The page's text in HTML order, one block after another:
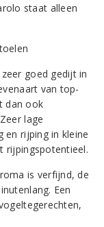
staat alleen
goed gedijt in
van top-
dan ook
lage
en rijping in kleine
rijpingspotentieel.
is verfijnd, de
Een